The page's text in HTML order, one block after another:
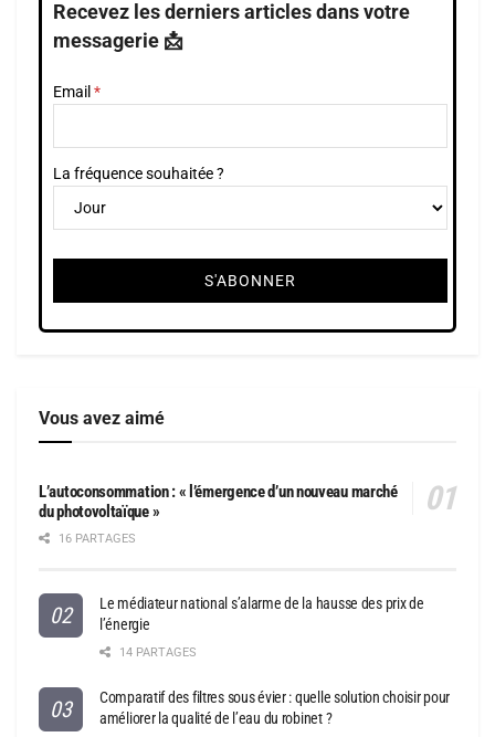
Recevez les derniers articles dans votre
messagerie 📩
Email
La fréquence souhaitée ?
Vous avez aimé
L’autoconsommation : « l’émergence d’un nouveau marché
du photovoltaïque »
16 PARTAGES
Le médiateur national s’alarme de la hausse des prix de
l’énergie
14 PARTAGES
Comparatif des filtres sous évier : quelle solution choisir pour
améliorer la qualité de l’eau du robinet ?